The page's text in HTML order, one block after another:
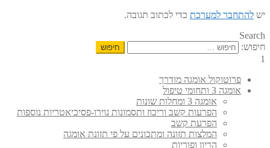
יש להתחבר למערכת כדי לכתוב תגובה.
Search
חיפוש:
1
פרוטוקול אומגה מודרך
אומגה 3 ותחומי טיפול
אומגה 3 ומחלות שונות
הפרעות קשב וריכוז ותסמונות נוירו-פסיכיאטריות נוספות
הפרעת קשב
המלצות תזונה ומתכונים על פי תזונת אומגה
הריון ופוריות